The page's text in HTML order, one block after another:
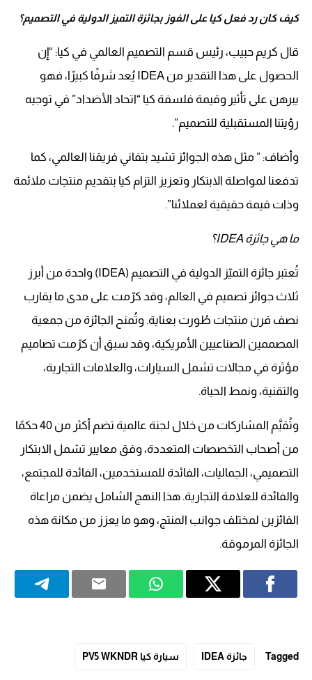
كيف كان رد فعل كيا على الفوز بجائزة التميز الدولية في التصميم؟
قال كريم حبيب، رئيس قسم التصميم العالمي في كيا: “إن
الحصول على هذا التقدير من IDEA يُعد شرفًا كبيرًا، فهو
يبرهن على تأثير وقيمة فلسفة كيا “اتحاد الأضداد” في توجيه
رؤيتنا المستقبلية للتصميم”.
وأضاف: ” مثل هذه الجوائز تشيد بتفاني فريقنا العالمي، كما
تدفعنا لمواصلة الابتكار وتعزيز التزام كيا بتقديم منتجات ملائمة
وذات قيمة حقيقية لعملائنا”.
ما هي جائزة IDEA؟
تُعتبر جائزة التميّز الدولية في التصميم (IDEA) واحدة من أبرز
ثلاث جوائز تصميم في العالم، وقد كرّمت على مدى ما يقارب
نصف قرن منتجات طُورت بعناية. وتُمنح الجائزة من جمعية
المصممين الصناعيين الأمريكية، وقد سبق أن كرّمت تصاميم
مؤثرة في مجالات تشمل السيارات، والعلامات التجارية،
والتقنية، ونمط الحياة.
وتُقيَّم المشاركات من خلال لجنة عالمية تضم أكثر من 40 حكمًا
من أصحاب التخصصات المتعددة، وفق معايير تشمل الابتكار
التصميمي، الجماليات، الفائدة للمستخدمين، الفائدة للمجتمع،
والفائدة للعلامة التجارية. هذا النهج الشامل يضمن مراعاة
الفائزين لمختلف جوانب المنتج، وهو ما يعزز من مكانة هذه
الجائزة المرموقة.
Tagged جائزة IDEA سيارة كيا PV5 WKNDR